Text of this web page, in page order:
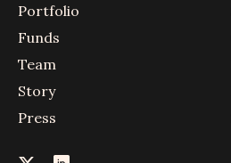
Portfolio
Funds
Team
Story
Press